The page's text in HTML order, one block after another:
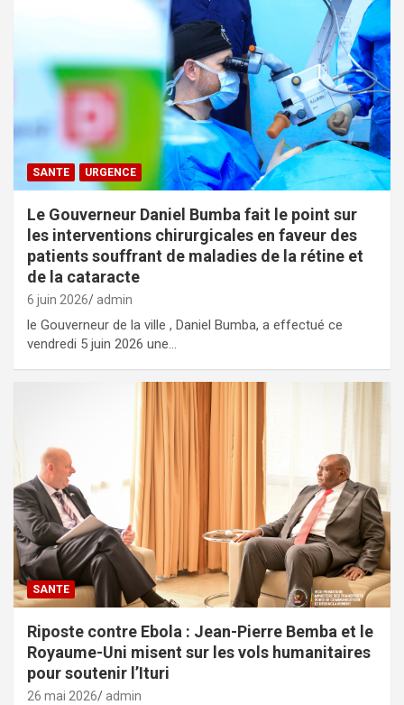
SANTE URGENCE
Le Gouverneur Daniel Bumba fait le point sur
les interventions chirurgicales en faveur des
patients souffrant de maladies de la rétine et
de la cataracte
6 juin 2026 admin
le Gouverneur de la ville , Daniel Bumba, a effectué ce
vendredi 5 juin 2026 une…
SANTE
Riposte contre Ebola : Jean-Pierre Bemba et le
Royaume-Uni misent sur les vols humanitaires
pour soutenir l’Ituri
26 mai 2026 admin